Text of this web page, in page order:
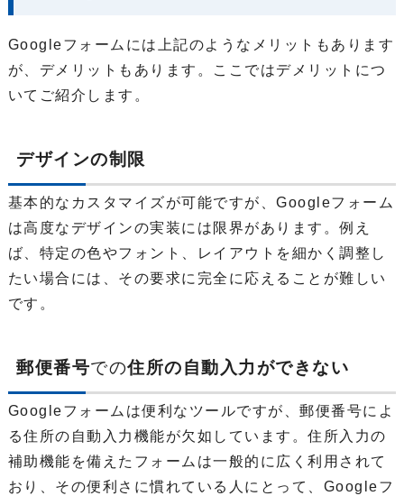
Googleフォームには上記のようなメリットもあります
が、デメリットもあります。ここではデメリットにつ
いてご紹介します。
デザインの制限
基本的なカスタマイズが可能ですが、Googleフォーム
は高度なデザインの実装には限界があります。例え
ば、特定の色やフォント、レイアウトを細かく調整し
たい場合には、その要求に完全に応えることが難しい
です。
郵便番号での住所の自動入力ができない
Googleフォームは便利なツールですが、郵便番号によ
る住所の自動入力機能が欠如しています。住所入力の
補助機能を備えたフォームは一般的に広く利用されて
おり、その便利さに慣れている人にとって、Googleフ